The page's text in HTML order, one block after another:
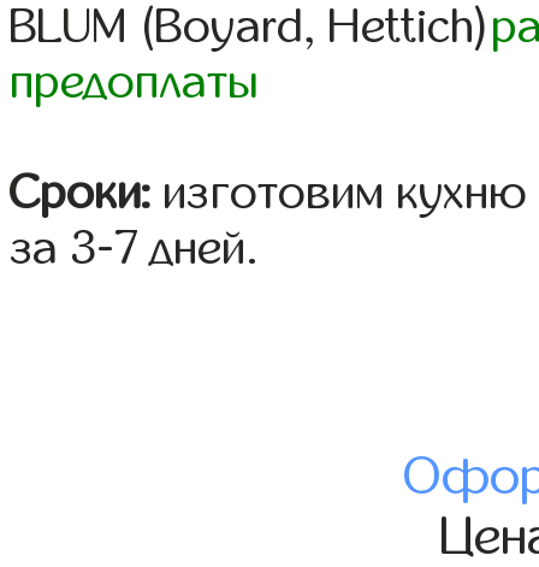
BLUM (Boyard, Hettich)
предоплаты
Сроки: изготовим
за 3-7 дней.